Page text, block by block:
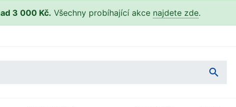
3 000 Kč. Všechny probíhající akce najdete zde.
